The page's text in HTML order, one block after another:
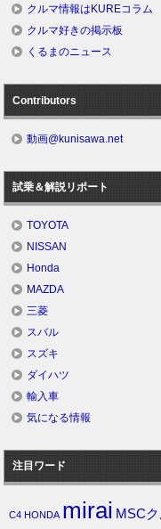
クルマ情報はKUREコラム
クルマ好きの掲示板
くるまのニュース
Contributors
動画@kunisawa.net
試乗＆解説リポート
TOYOTA
NISSAN
Honda
MAZDA
三菱
スバル
スズキ
ダイハツ
輸入車
気になる情報
注目ワード
C4 HONDA mirai MSC